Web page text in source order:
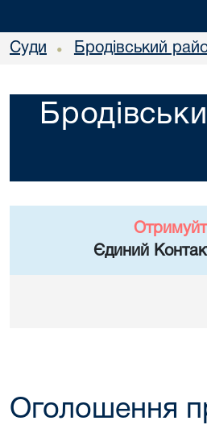
Суди • Бродівський
Єдиний
Оголошення